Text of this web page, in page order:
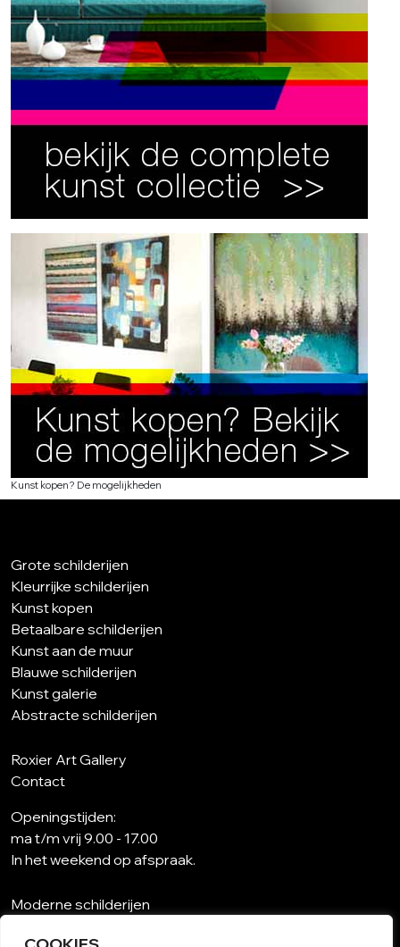
Kunst kopen? De mogelijkheden
Grote schilderijen
Kleurrijke schilderijen
Kunst kopen
Betaalbare schilderijen
Kunst aan de muur
Blauwe schilderijen
Kunst galerie
Abstracte schilderijen
Roxier Art Gallery
Contact
Openingstijden:
ma t/m vrij 9.00 - 17.00
In het weekend op afspraak.
Moderne schilderijen